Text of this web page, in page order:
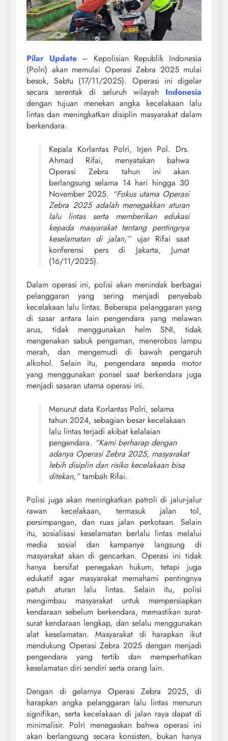
Pilar Update– Kepolisian Republik Indonesia
(Polri) akan memulai Operasi Zebra 2025 mulai
besok, Sabtu (17/11/2025). Operasi ini digelar
secara serentak di seluruh wilayah Indonesia
dengan tujuan menekan angka kecelakaan lalu
lintas dan meningkatkan disiplin masyarakat dalam
berkendara.
Kepala Korlantas Polri, Irjen Pol. Drs.
Ahmad Rifai, menyatakan bahwa
Operasi Zebra tahun ini akan
berlangsung selama 14 hari hingga 30
November 2025. “Fokus utama Operasi
Zebra 2025 adalah menegakkan aturan
lalu lintas serta memberikan edukasi
kepada masyarakat tentang pentingnya
keselamatan di jalan,”ujar Rifai saat
konferensi pers di Jakarta, Jumat
(16/11/2025).
Dalam operasi ini, polisi akan menindak berbagai
pelanggaran yang sering menjadi penyebab
kecelakaan lalu lintas. Beberapa pelanggaran yang
di sasar antara lain pengendara yang melawan
arus, tidak menggunakan helm SNI, tidak
mengenakan sabuk pengaman, menerobos lampu
merah, dan mengemudi di bawah pengaruh
alkohol. Selain itu, pengendara sepeda motor
yang menggunakan ponsel saat berkendara juga
menjadi sasaran utama operasi ini.
Menurut data Korlantas Polri, selama
tahun 2024, sebagian besar kecelakaan
lalu lintas terjadi akibat kelalaian
pengendara. “Kami berharap dengan
adanya Operasi Zebra 2025, masyarakat
lebih disiplin dan risiko kecelakaan bisa
ditekan,”tambah Rifai.
Polisi juga akan meningkatkan patroli di jalur-jalur
rawan kecelakaan, termasuk jalan tol,
persimpangan, dan ruas jalan perkotaan. Selain
itu, sosialisasi keselamatan berlalu lintas melalui
media sosial dan kampanye langsung di
masyarakat akan di gencarkan. Operasi ini tidak
hanya bersifat penegakan hukum, tetapi juga
edukatif agar masyarakat memahami pentingnya
patuh aturan lalu lintas. Selain itu, polisi
mengimbau masyarakat untuk mempersiapkan
kendaraan sebelum berkendara, memastikan surat-
surat kendaraan lengkap, dan selalu menggunakan
alat keselamatan. Masyarakat di harapkan ikut
mendukung Operasi Zebra 2025 dengan menjadi
pengendara yang tertib dan memperhatikan
keselamatan diri sendiri serta orang lain.
Dengan di gelarnya Operasi Zebra 2025, di
harapkan angka pelanggaran lalu lintas menurun
signifikan, serta kecelakaan di jalan raya dapat di
minimalisir. Polri menegaskan bahwa operasi ini
akan berlangsung secara konsisten, bukan hanya